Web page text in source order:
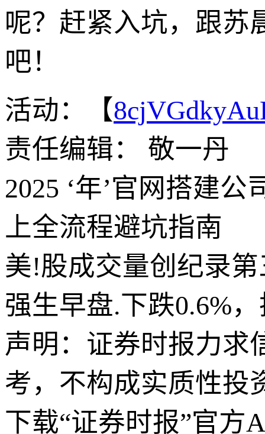
呢？赶紧入坑，跟苏
吧！
活动：【
责任编辑： 敬一丹
2025 ‘年’官网搭建
上全流程避坑指南
美!股成交量创纪录
强生早盘.下跌0.6%
声明：证券时报力求
考，不构成实质性投
下载“证券时报”官方